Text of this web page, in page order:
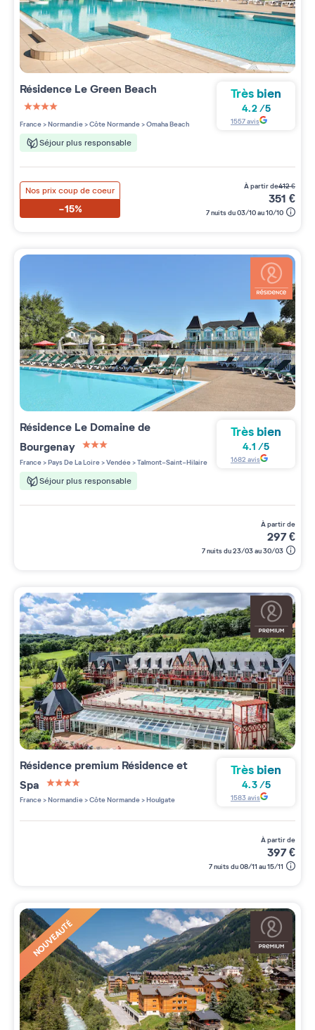
Résidence Le Green Beach
4 étoiles sur 5
France>Normandie>Côte Normande>Omaha Beach
Séjour plus responsable
Très bien
4.2/5
1557avis
Nos prix coup de coeur
-15%
à partir de412€
351 €
7 nuits du 03/10 au 10/10
Résidence Le Domaine de
Bourgenay
3 étoiles sur 5
France>Pays De La Loire>Vendée>Talmont-Saint-Hilaire
Séjour plus responsable
Très bien
4.1 /5
1682 avis
à partir de
297€
7 nuits du 23/03 au 30/03
Résidence premium Résidence et
Spa
4 étoiles sur 5
France>Normandie>Côte Normande>Houlgate
Très bien
4.3 /5
1583avis
à partir de
397€
7 nuits du 08/11 au 15/11
NOUVEAUTÉ